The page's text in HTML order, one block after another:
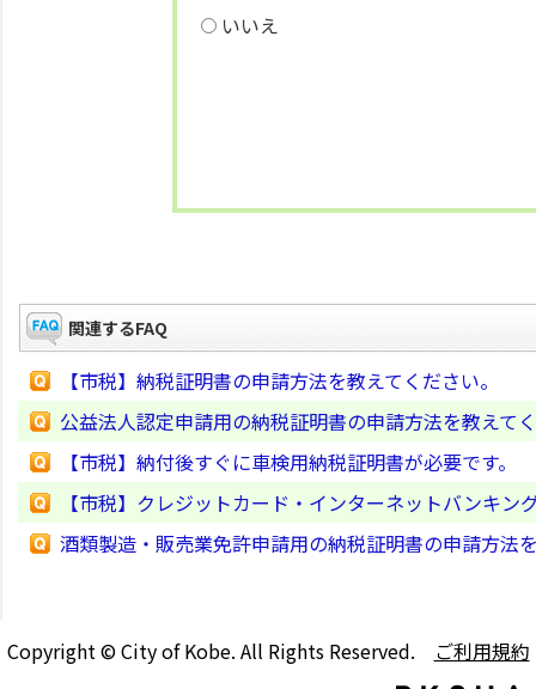
いいえ
関連するFAQ
【市税】納税証明書の申請方法を教えてください。
公益法人認定申請用の納税証明書の申請方法を教えて
【市税】納付後すぐに車検用納税証明書が必要です。
【市税】クレジットカード・インターネットバンキ
酒類製造・販売業免許申請用の納税証明書の申請方法
Copyright © City of Kobe. All Rights Reserved. ご利用規約